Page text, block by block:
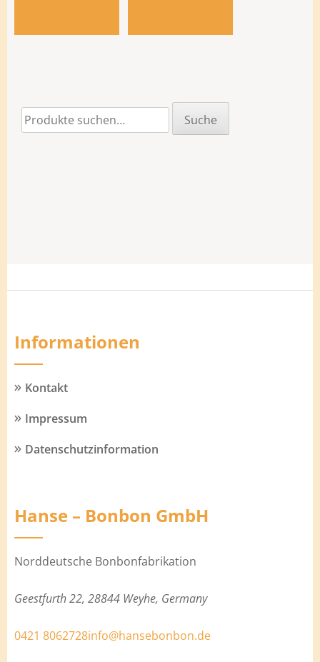
Suche
nach:
Suche
Informationen
Kontakt
Impressum
Datenschutzinformation
Hanse – Bonbon GmbH
Norddeutsche Bonbonfabrikation
Geestfurth 22, 28844 Weyhe, Germany
0421 8062728info@hansebonbon.de